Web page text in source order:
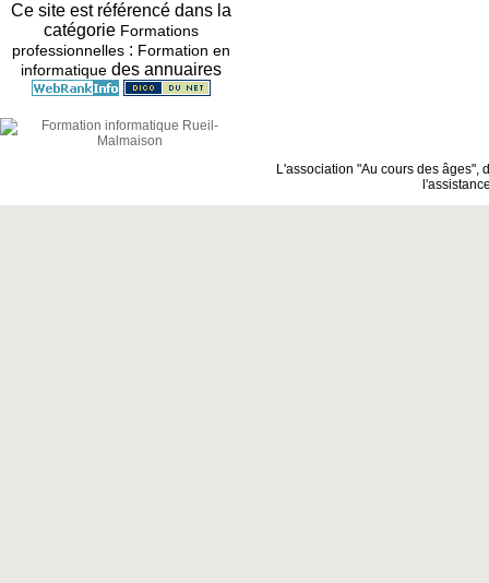
Ce site est référencé dans la
catégorie Formations
professionnelles: Formation en
informatique des annuaires
L'association "Au cours des âges",